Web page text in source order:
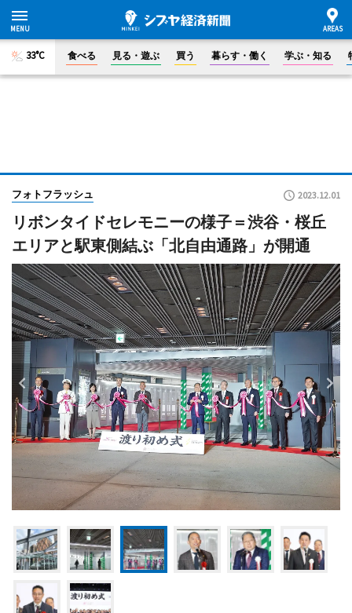
33°C 食べる 見る・遊ぶ 買う 暮らす・働く 学ぶ・知る
フォトフラッシュ 2023.12.01
リボンタイドセレモニーの様子＝渋谷・桜丘
エリアと駅東側結ぶ「北自由通路」が開通